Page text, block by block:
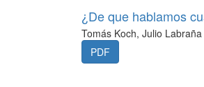
¿De que hablamos
Tomás Koch, Julio Labraña
PDF